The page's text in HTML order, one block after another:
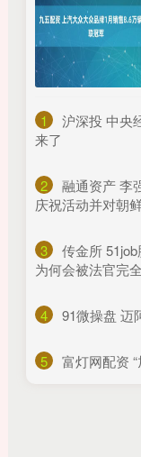
1
沪深投 中央
来了
2
融通资产 李
庆祝活动并对朝
3
传金所
为何会被法官完
4 ​91微操盘 迈
5 富灯网配资